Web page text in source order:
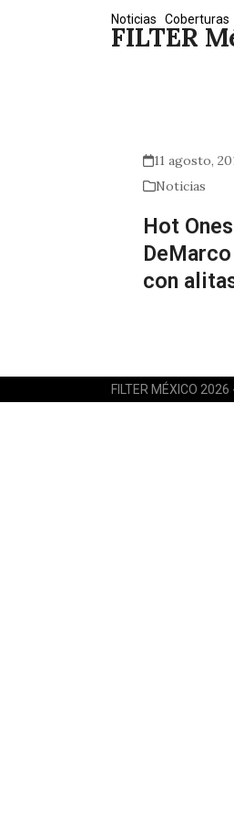
FILTER
Noticias Coberturas
11 agosto,
Noticias
Hot
con
FILTER MÉXICO